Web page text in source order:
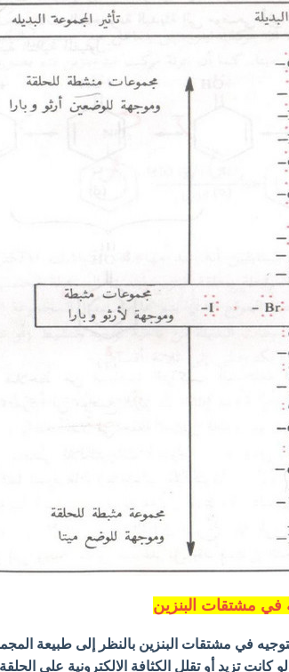
في مشتقات البنزين
في مشتقات البنزين بالنظر إلى طبيعة
لو كانت تزيد أو تقلل الكثافة الالكترونية على